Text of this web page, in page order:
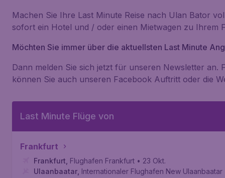
Machen Sie Ihre Last Minute Reise nach Ulan Bator
sofort ein Hotel und / oder einen Mietwagen zu Ihrem
Möchten Sie immer über die aktuellsten Last Minute
Dann melden Sie sich jetzt für unseren Newsletter an.
können Sie auch unseren Facebook Auftritt oder die
Last Minute Flüge von
Frankfurt
Frankfurt Flughafen Frankfurt • 23 Okt.
Ulaanbaatar Internationaler Flughafen New